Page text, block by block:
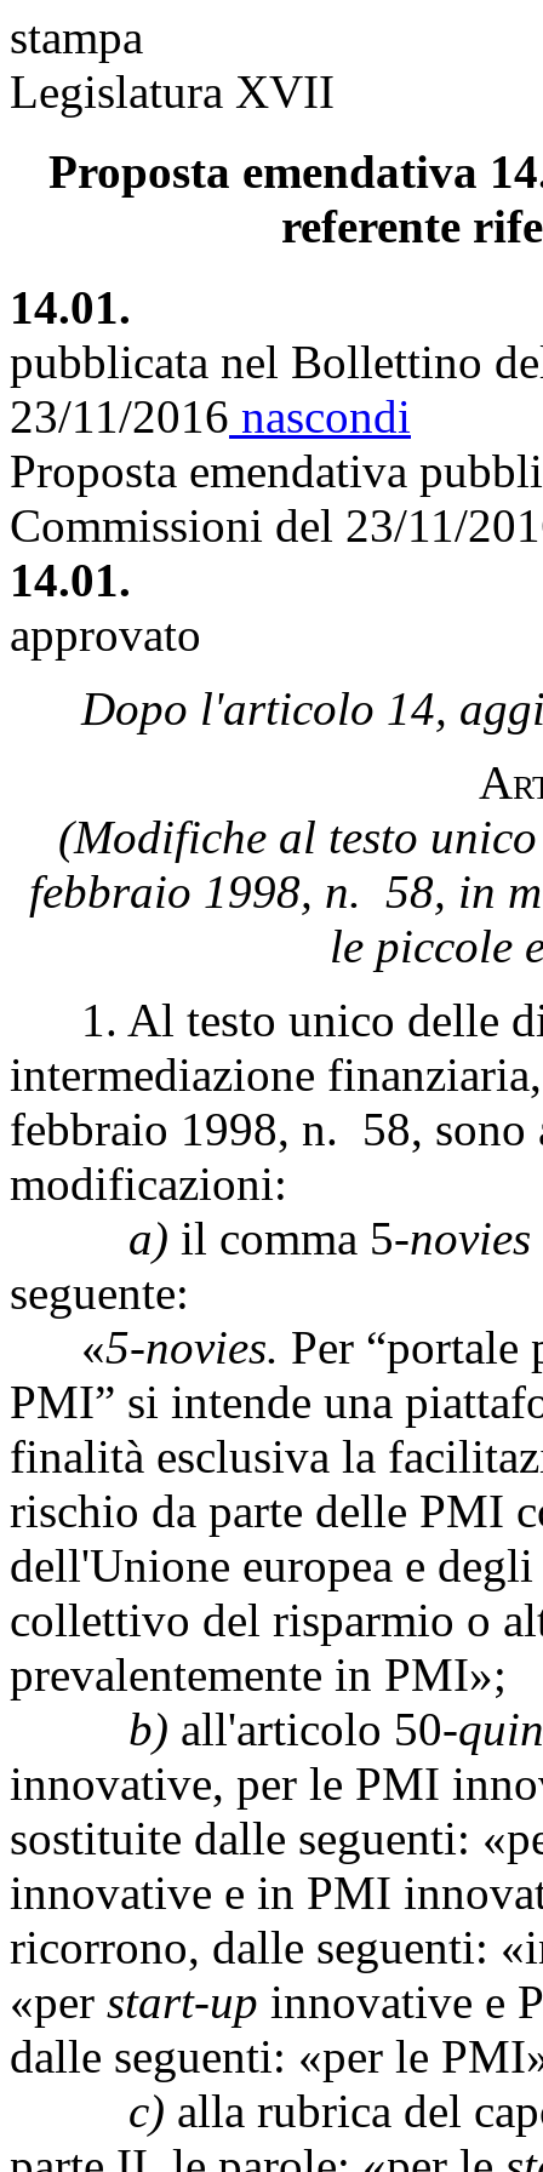
stampa
Legislatura XVII
Proposta emendativa
referente
14.01.
pubblicata nel Bollettino
23/11/2016 nascondi
Proposta emendativa
Commissioni del 23/11/
14.01.
approvato
Dopo l'articolo 14,
A
(Modifiche al testo
febbraio 1998, n. 58, in
le piccole
1. Al testo unico delle
intermediazione
febbraio 1998, n. 58, sono
modificazioni:
a) il comma 5-novies
seguente:
«5-novies. Per “portale
PMI” si intende una
finalità esclusiva la
rischio da parte delle PMI
dell'Unione europea e
collettivo del risparmio o
prevalentemente in PMI»;
b) all'articolo 50-
innovative, per le PMI
sostituite dalle seguenti:
innovative e in PMI
ricorrono, dalle seguenti:
«per start-up innovative e
dalle seguenti: «per le
c) alla rubrica del